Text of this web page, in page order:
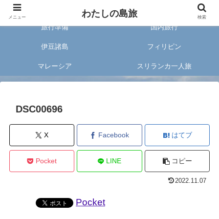
旅好きな20代女子が案内する旅のあれこれ✈︎
旅行準備 国内旅行
伊豆諸島 フィリピン
マレーシア スリランカ一人旅
DSC00696
X Facebook はてブ
Pocket LINE コピー
2022.11.07
Pocket
メニュー わたしの島旅 検索